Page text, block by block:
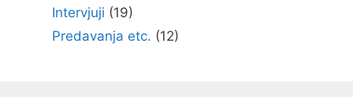
Intervjuji (19)
Predavanja etc. (12)